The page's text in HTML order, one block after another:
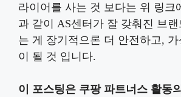
라이어를 사는 것 보다는 위 링크
과 같이 AS센터가 잘 갖춰진 브
는 게 장기적으론 더 안전하고,
이 될 것 입니다.
이 포스팅은 쿠팡 파트너스 활동